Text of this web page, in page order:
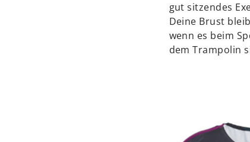
gut sitzendes
Deine Brust
wenn es beim
dem Trampolin